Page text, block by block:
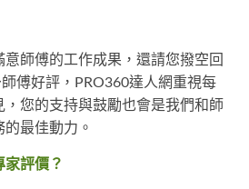
師傅的工作成果，還請您撥空回
傅好評，PRO360達人網重視每
您的支持與鼓勵也會是我們和師
最佳動力。
家評價？